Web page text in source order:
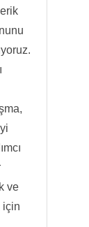
ve
için